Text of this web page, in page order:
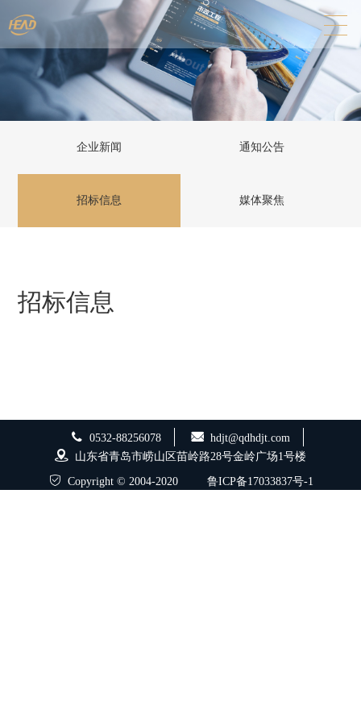
企业新闻 通知公告
招标信息 媒体聚焦
招标信息
0532-88256078
hdjt@qdhdjt.com
山东省青岛市崂山区苗岭路28号金岭广场1号楼
Copyright © 2004-2020 鲁ICP备17033837号-1